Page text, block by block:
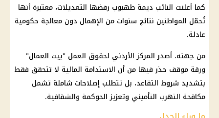
كما أعلنت النائب ديمة طهبوب رفضها التعديلات، معتبرة أنها
تُحمّل المواطنين نتائج سنوات من الإهمال دون معالجة حكومية
عادلة.
من جهته، أصدر المركز الأردني لحقوق العمل "بيت العمال"
ورقة موقف حذر فيها من أن الاستدامة المالية لا تتحقق فقط
بتشديد شروط التقاعد، بل تتطلب إصلاحات شاملة تشمل
مكافحة التهرب التأميني وتعزيز الحوكمة والشفافية.